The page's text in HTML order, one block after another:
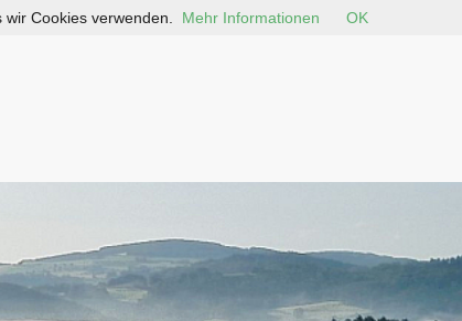
Cookies verwenden. Mehr Informationen OK